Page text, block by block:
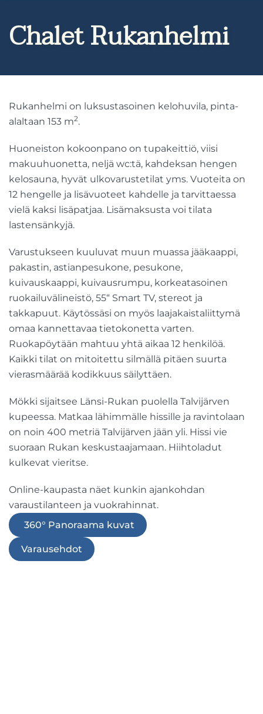
Chalet Rukanhelmi
Rukanhelmi on luksustasoinen kelohuvila, pinta-
alaltaan 153 m2.
Huoneiston kokoonpano on tupakeittiö, viisi
makuuhuonetta, neljä wc:tä, kahdeksan hengen
kelosauna, hyvät ulkovarustetilat yms. Vuoteita on
12 hengelle ja lisävuoteet kahdelle ja tarvittaessa
vielä kaksi lisäpatjaa. Lisämaksusta voi tilata
lastensänkyjä.
Varustukseen kuuluvat muun muassa jääkaappi,
pakastin, astianpesukone, pesukone,
kuivauskaappi, kuivausrumpu, korkeatasoinen
ruokailuvälineistö, 55“ Smart TV, stereot ja
takkapuut. Käytössäsi on myös laajakaistaliittymä
omaa kannettavaa tietokonetta varten.
Ruokapöytään mahtuu yhtä aikaa 12 henkilöä.
Kaikki tilat on mitoitettu silmällä pitäen suurta
vierasmäärää kodikkuus säilyttäen.
Mökki sijaitsee Länsi-Rukan puolella Talvijärven
kupeessa. Matkaa lähimmälle hissille ja ravintolaan
on noin 400 metriä Talvijärven jään yli. Hissi vie
suoraan Rukan keskustaajamaan. Hiihtoladut
kulkevat vieritse.
Online-kaupasta näet kunkin ajankohdan
varaustilanteen ja vuokrahinnat.
360° Panoraama kuvat
Varausehdot